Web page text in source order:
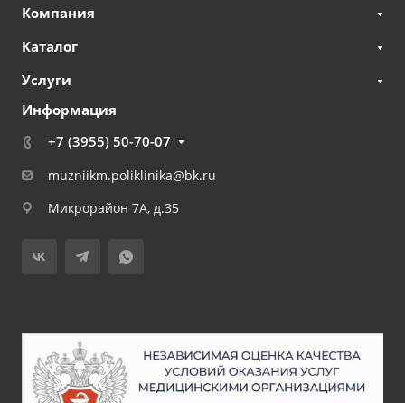
Компания
Каталог
Услуги
Информация
+7 (3955) 50-70-07
muzniikm.poliklinika@bk.ru
Микрорайон 7А, д.35